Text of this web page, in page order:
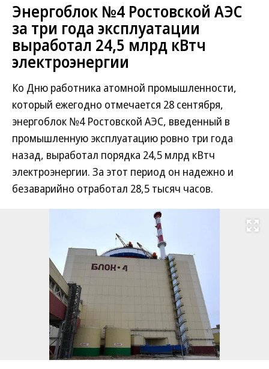
Энергоблок №4 Ростовской АЭС
за три года эксплуатации
выработал 24,5 млрд кВтч
электроэнергии
Ко Дню работника атомной промышленности,
который ежегодно отмечается 28 сентября,
энергоблок №4 Ростовской АЭС, введенный в
промышленную эксплуатацию ровно три года
назад, выработал порядка 24,5 млрд кВтч
электроэнергии. За этот период он надежно и
безаварийно отработал 28,5 тысяч часов.
Развернуть